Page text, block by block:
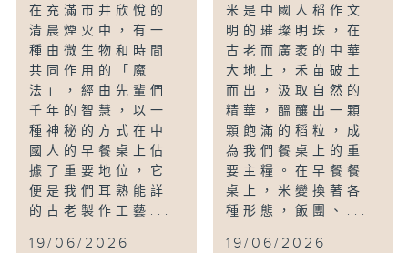
在充滿市井欣悅的
清晨煙火中，有一
種由微生物和時間
共同作用的「魔
法」，經由先輩們
千年的智慧，以一
種神秘的方式在中
國人的早餐桌上佔
據了重要地位，它
便是我們耳熟能詳
的古老製作工藝...
19/06/2026
米是中國人稻作文
明的璀璨明珠，在
古老而廣袤的中華
大地上，禾苗破土
而出，汲取自然的
精華，醞釀出一顆
顆飽滿的稻粒，成
為我們餐桌上的重
要主糧。在早餐餐
桌上，米變換著各
種形態，飯團、...
19/06/2026